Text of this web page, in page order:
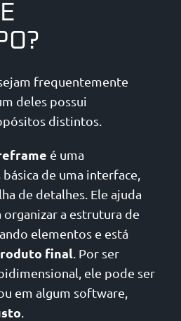
frequentemente
deles possui
distintos.
é uma
de uma interface,
de detalhes. Ele ajuda
organizar a estrutura de
elementos e está
final . Por ser
ele pode ser
em algum software,